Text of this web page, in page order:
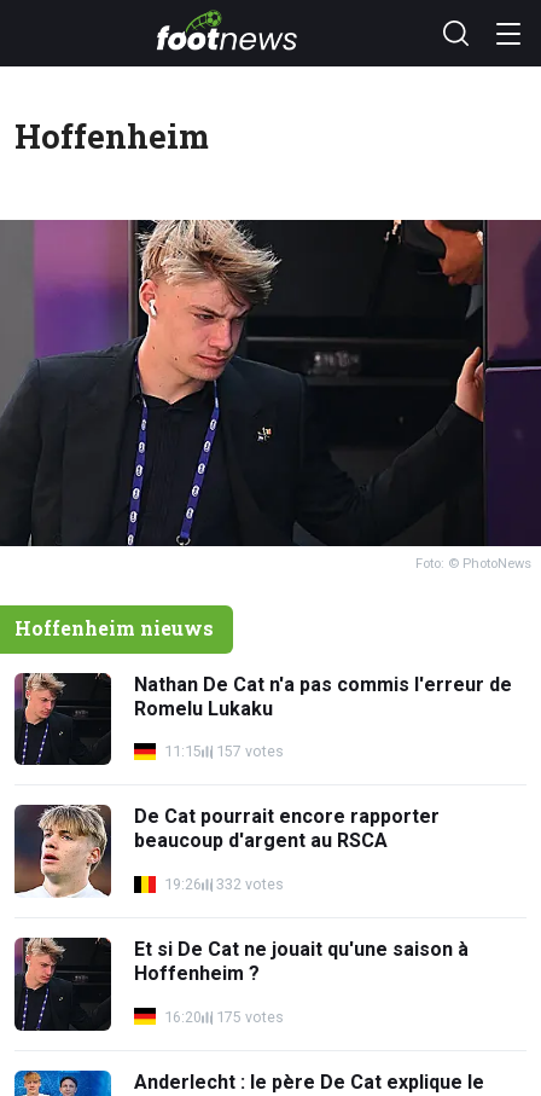
Hoffenheim
Foto: © PhotoNews
Hoffenheim nieuws
Nathan De Cat n'a pas commis l'erreur de
Romelu Lukaku
11:15 157 votes
De Cat pourrait encore rapporter
beaucoup d'argent au RSCA
19:26 332 votes
Et si De Cat ne jouait qu'une saison à
Hoffenheim ?
16:20 175 votes
Anderlecht : le père De Cat explique le